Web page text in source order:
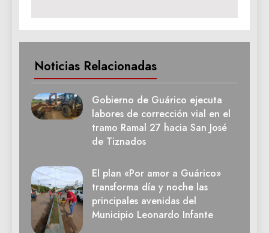
Noticias Relacionadas
Gobierno de Guárico ejecuta
labores de corrección vial en el
tramo Ramal 27 hacia San José
de Tiznados
El plan «Por amor a Guárico»
transforma día y noche las
principales avenidas del
Municipio Leonardo Infante